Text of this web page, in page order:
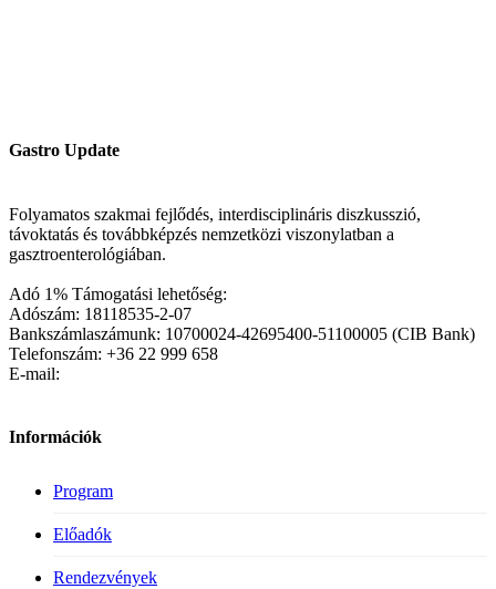
Gastro Update
Folyamatos szakmai fejlődés, interdisciplináris diszkusszió,
távoktatás és továbbképzés nemzetközi viszonylatban a
gasztroenterológiában.
Adó 1% Támogatási lehetőség:
Adószám: 18118535-2-07
Bankszámlaszámunk: 10700024-42695400-51100005 (CIB Bank)
Telefonszám: +36 22 999 658
E-mail:
Információk
Program
Előadók
Rendezvények